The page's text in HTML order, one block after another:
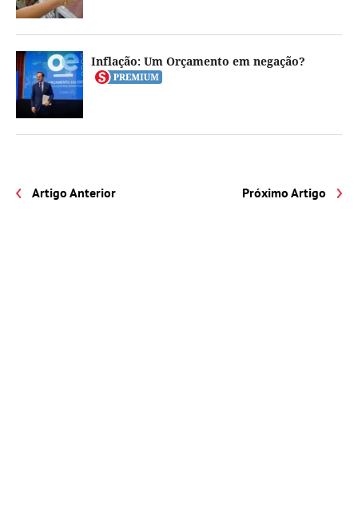
Inflação: Um Orçamento em negação?
Artigo Anterior Próximo Artigo